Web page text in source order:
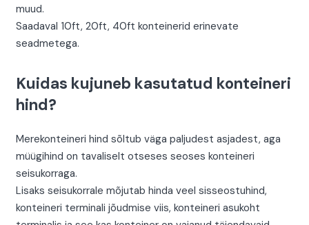
muud.
Saadaval 10ft, 20ft, 40ft konteinerid erinevate
seadmetega.
Kuidas kujuneb kasutatud konteineri
hind?
Merekonteineri hind sõltub väga paljudest asjadest, aga
müügihind on tavaliselt otseses seoses konteineri
seisukorraga.
Lisaks seisukorrale mõjutab hinda veel sisseostuhind,
konteineri terminali jõudmise viis, konteineri asukoht